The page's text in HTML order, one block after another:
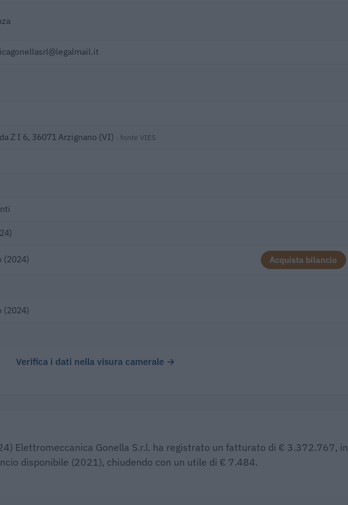
Z I 6, 36071 Arzignano (VI) · fonte VIES
(2024) Acquista bilancio
(2024)
Verifica i dati nella visura camerale →
Elettromeccanica Gonella S.r.l. ha registrato un fatturato di € 3.372.767, in
disponibile (2021), chiudendo con un utile di € 7.484.